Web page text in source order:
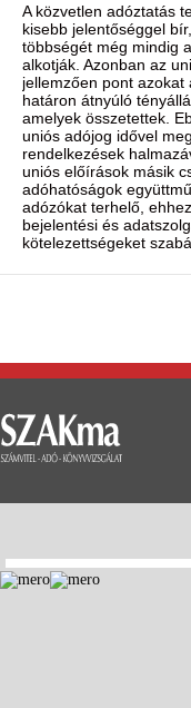
A közvetlen adóztatás
kisebb jelentőséggel
többségét még mindig
alkotják. Azonban az
jellemzően pont azokat
határon átnyúló
amelyek összetettek.
uniós adójog idővel
rendelkezések
uniós előírások másik
adóhatóságok
adózókat terhelő,
bejelentési és
kötelezettségeket